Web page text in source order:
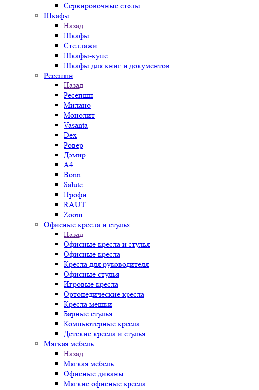
Сервировочные столы
Шкафы
Назад
Шкафы
Стеллажи
Шкафы-купе
Шкафы для книг и документов
Ресепшн
Назад
Ресепшн
Милано
Монолит
Vasanta
Dex
Ровер
Дэмир
A4
Bonn
Salute
Профи
RAUT
Zoom
Офисные кресла и стулья
Назад
Офисные кресла и стулья
Офисные кресла
Кресла для руководителя
Офисные стулья
Игровые кресла
Ортопедические кресла
Кресла мешки
Барные стулья
Компьютерные кресла
Детские кресла и стулья
Мягкая мебель
Назад
Мягкая мебель
Офисные диваны
Мягкие офисные кресла